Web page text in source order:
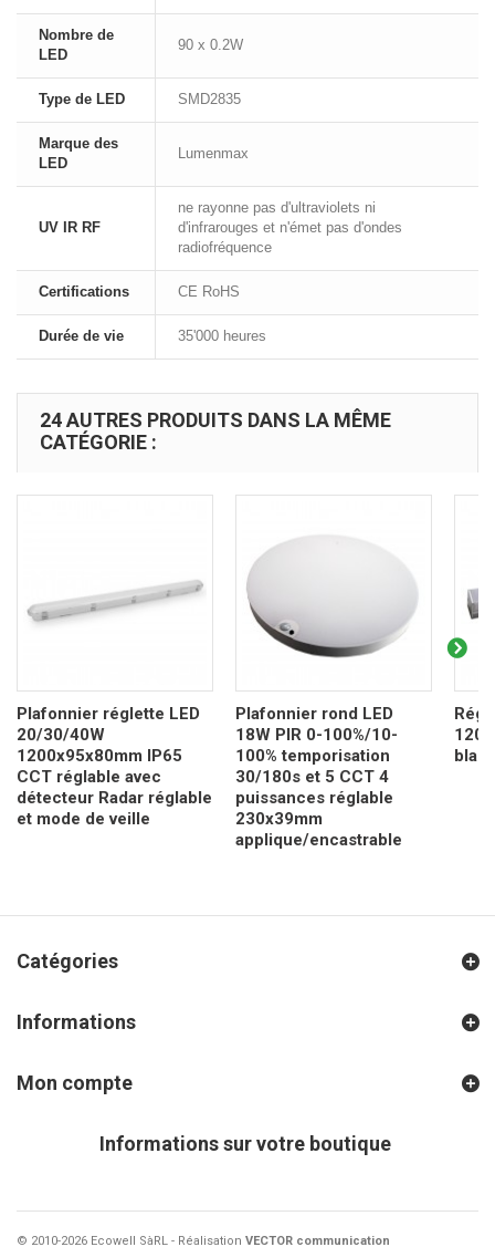
Nombre de
LED
90 x 0.2W
Type de LED SMD2835
Marque des
LED
Lumenmax
UV IR RF
ne rayonne pas d'ultraviolets ni
d'infrarouges et n'émet pas d'ondes
radiofréquence
Certifications CE RoHS
Durée de vie 35'000 heures
24 AUTRES PRODUITS DANS LA MÊME
CATÉGORIE :
Plafonnier réglette LED
20/30/40W
1200x95x80mm IP65
CCT réglable avec
détecteur Radar réglable
et mode de veille
Plafonnier rond LED
18W PIR 0-100%/10-
100% temporisation
30/180s et 5 CCT 4
puissances réglable
230x39mm
applique/encastrable
Catégories
Informations
© 2010-2026 Ecowell SàRL - Réalisation VECTOR communication
Mon compte
Informations sur votre boutique